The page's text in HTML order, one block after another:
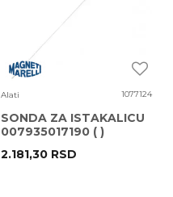
Alati 1077124
SONDA ZA ISTAKALICU
007935017190 ( )
2.181,30 RSD